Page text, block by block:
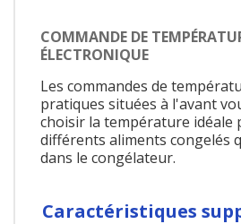
COMMANDE DE
ÉLECTRONIQUE
Les commandes de
pratiques situées à l'avant
choisir la température idéale
différents aliments congelés
dans le congélateur.
Caractéristiques